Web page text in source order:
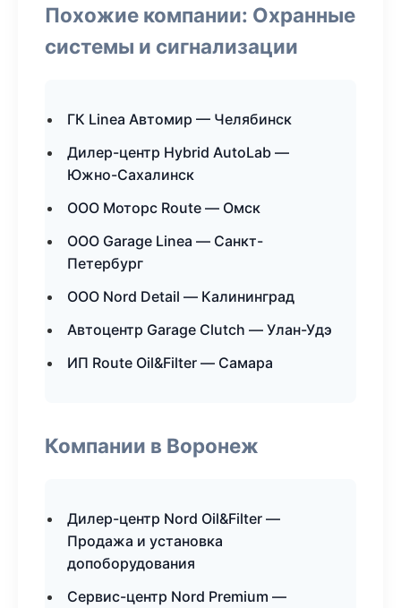
Похожие компании: Охранные
системы и сигнализации
ГК Linea Автомир — Челябинск
Дилер-центр Hybrid AutoLab —
Южно-Сахалинск
ООО Моторс Route — Омск
ООО Garage Linea — Санкт-
Петербург
ООО Nord Detail — Калининград
Автоцентр Garage Clutch — Улан-Удэ
ИП Route Oil&Filter — Самара
Компании в Воронеж
Дилер-центр Nord Oil&Filter —
Продажа и установка
допоборудования
Сервис-центр Nord Premium —